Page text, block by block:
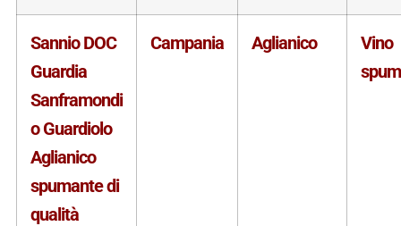
Sannio DOC
Guardia
Sanframondi
o Guardiolo
Aglianico
spumante di
qualità
Campania Aglianico
Vino